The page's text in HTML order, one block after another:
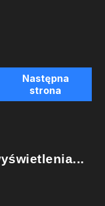
Następna
strona